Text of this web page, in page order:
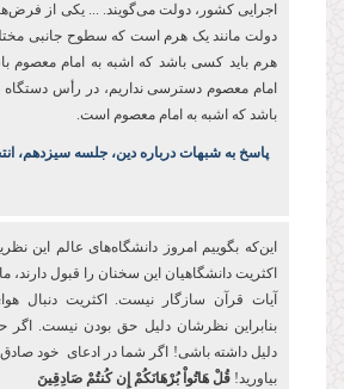
اجرایی کشور، دولت می‌گویند. ... یکی از
دولت مانند یک هرم است که سطوح جانبی
هرم باید کسی باشد که اشبه به امام معصوم
امام معصوم دسترسی نداریم، در رأس
باشد ‌که اشبه به امام معصوم است.
پاسخ به شبهات درباره دین،‌ جلسه سیزدهم،‌
این‌که بگوییم امروز دانشگاه‌های عالم این‌
اکثریت دانشگاهیان این سخنان را قبول دارند،
آیات قرآن سازگار نیست. اکثریت دنبال
بنابراین نظرشان دلیل حق بودن نیست. اگر
دلیل داشته باشی! اگر شما در ادعای خود صادق
بیاورید! قُلْ هَاتُواْ بُرْهَانَكُمْ إِن كُنتُمْ صَادِقِينَ